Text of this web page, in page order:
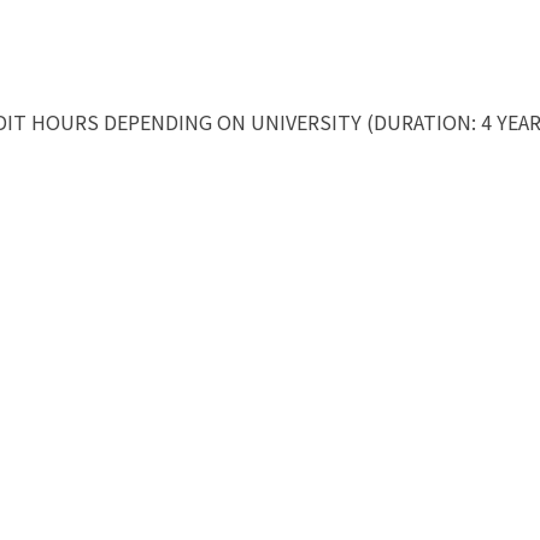
HOURS DEPENDING ON UNIVERSITY (DURATION: 4